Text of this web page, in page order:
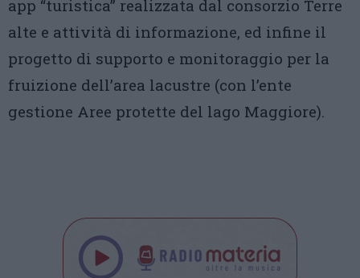
app “turistica” realizzata dal consorzio Terre
alte e attività di informazione, ed infine il
progetto di supporto e monitoraggio per la
fruizione dell’area lacustre (con l’ente
gestione Aree protette del lago Maggiore).